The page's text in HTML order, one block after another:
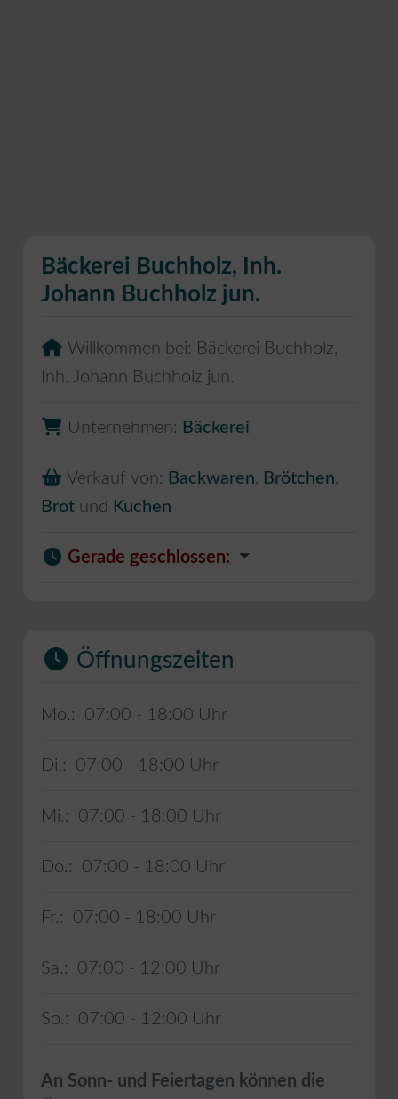
Bäckerei Buchholz, Inh.
Johann Buchholz jun.
Willkommen bei: Bäckerei Buchholz,
Inh. Johann Buchholz jun.
Unternehmen: Bäckerei
Verkauf von: Backwaren, Brötchen,
Brot und Kuchen
Gerade geschlossen:
Öffnungszeiten
Mo.: 07:00 - 18:00
Di.: 07:00 - 18:00
Mi.: 07:00 - 18:00
Do.: 07:00 - 18:00
Fr.: 07:00 - 18:00
Sa.: 07:00 - 12:00
So.: 07:00 - 12:00
An Sonn- und Feiertagen können die